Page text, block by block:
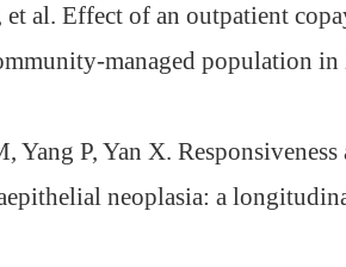
al. Effect of an outpatient
managed population
Yang P, Yan X.
neoplasia: a